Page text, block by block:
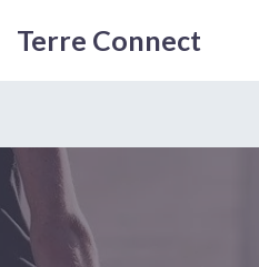
Terre Connect